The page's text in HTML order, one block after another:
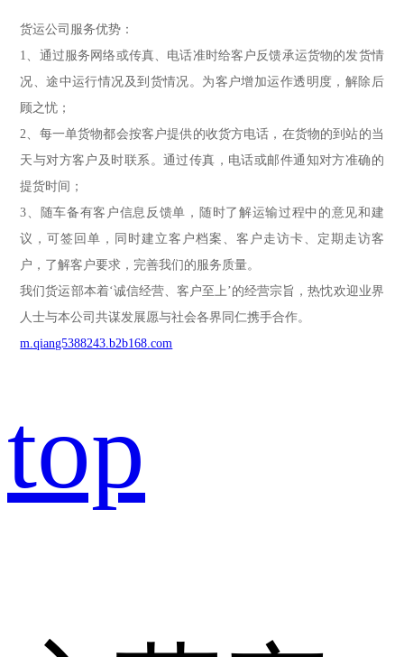
货运公司服务优势：
1、通过服务网络或传真、电话准时给客户反馈承运货物的发货情
况、途中运行情况及到货情况。为客户增加运作透明度，解除后
顾之忧；
2、每一单货物都会按客户提供的收货方电话，在货物的到站的当
天与对方客户及时联系。通过传真，电话或邮件通知对方准确的
提货时间；
3、随车备有客户信息反馈单，随时了解运输过程中的意见和建
议，可签回单，同时建立客户档案、客户走访卡、定期走访客
户，了解客户要求，完善我们的服务质量。
我们货运部本着‘诚信经营、客户至上’的经营宗旨，热忱欢迎业界
人士与本公司共谋发展愿与社会各界同仁携手合作。
m.qiang5388243.b2b168.com
top